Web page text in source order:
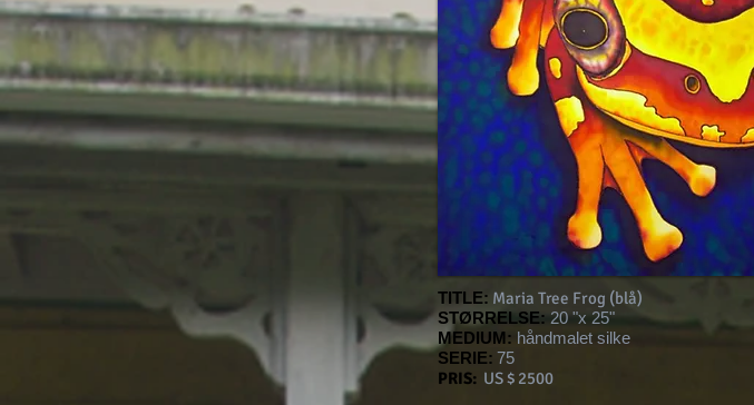
TITLE: Maria Tree Frog (blå)
STØRRELSE: 20 "x 25"
MEDIUM: håndmalet silke
SERIE: 75
PRIS: US $ 2500